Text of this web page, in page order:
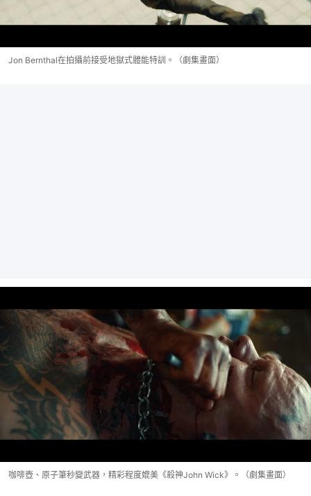
Jon Bernthal在拍攝前接受地獄式體能特訓。（劇集畫面）
咖啡壺、原子筆秒變武器，精彩程度媲美《殺神John Wick》。（劇集畫面）